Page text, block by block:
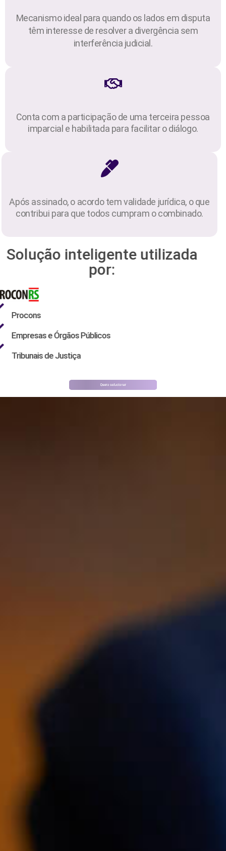
Mecanismo ideal para quando os lados em disputa
têm interesse de resolver a divergência sem
interferência judicial.
Conta com a participação de uma terceira pessoa
imparcial e habilitada para facilitar o diálogo.
Após assinado, o acordo tem validade jurídica, o que
contribui para que todos cumpram o combinado.
Solução inteligente utilizada
por:
Procons
Empresas e Órgãos Públicos
Tribunais de Justiça
Quero solucionar